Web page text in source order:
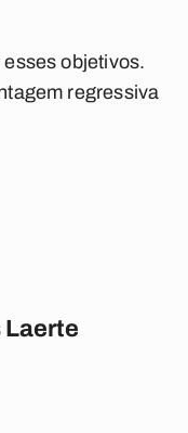
objetivos.
regressiva
Laerte